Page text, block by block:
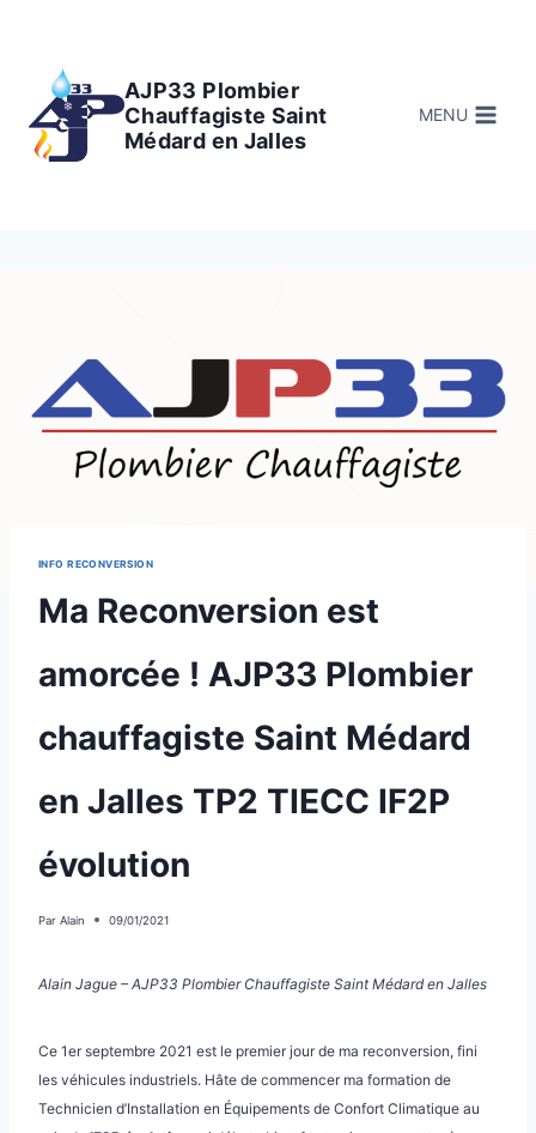
AJP33 Plombier
Chauffagiste Saint
Médard en Jalles
MENU
INFO RECONVERSION
Ma Reconversion est
amorcée ! AJP33 Plombier
chauffagiste Saint Médard
en Jalles TP2 TIECC IF2P
évolution
Par Alain 09/01/2021
Alain Jague – AJP33 Plombier Chauffagiste Saint Médard en Jalles
Ce 1er septembre 2021 est le premier jour de ma reconversion, fini
les véhicules industriels. Hâte de commencer ma formation de
Technicien d’Installation en Équipements de Confort Climatique au